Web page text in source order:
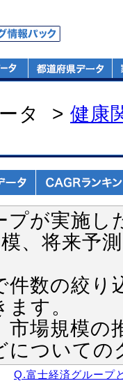
タ > 健康
プが実施し
、将来予
件数の絞
す。
市場規模
について
Q.富士経済グループ